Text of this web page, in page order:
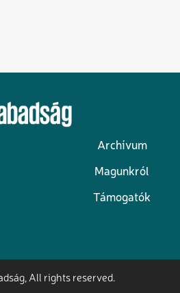
Archívum
Magunkról
Támogatók
All rights reserved.